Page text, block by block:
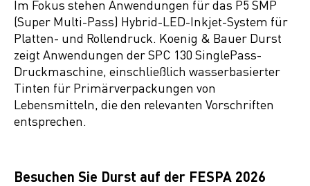
Im Fokus stehen Anwendungen für das P5 SMP
(Super Multi-Pass) Hybrid-LED-Inkjet-System für
Platten- und Rollendruck. Koenig & Bauer Durst
zeigt Anwendungen der SPC 130 SinglePass-
Druckmaschine, einschließlich wasserbasierter
Tinten für Primärverpackungen von
Lebensmitteln, die den relevanten Vorschriften
entsprechen.
Besuchen Sie Durst auf der FESPA 2026